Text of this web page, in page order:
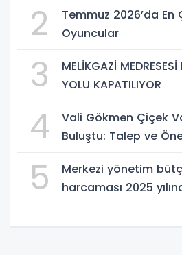
Atın!
2
Temmuz 2026’da En
Oyuncular
3
MELİKGAZİ
YOLU KAPATILIYOR
4
Vali Gökmen Çiçek
Buluştu: Talep ve
5
Merkezi yönetim
harcaması 2025